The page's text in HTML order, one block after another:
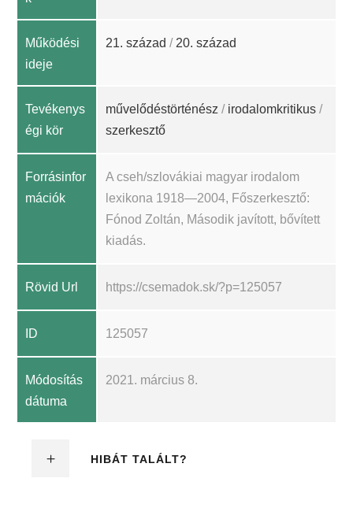
Működési
ideje
21. század / 20. század
Tevékenys
égi kör
művelődéstörténész / irodalomkritikus /
szerkesztő
Forrásinfor
mációk
A cseh/szlovákiai magyar irodalom
lexikona 1918—2004, Főszerkesztő:
Fónod Zoltán, Második javított, bővített
kiadás.
Rövid Url https://csemadok.sk/?p=125057
ID 125057
Módosítás
dátuma
2021. március 8.
HIBÁT TALÁLT?